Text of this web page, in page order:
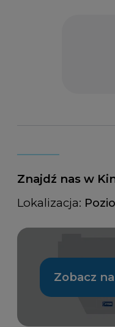
Znajdź nas w
Lokalizacja:
Zobacz